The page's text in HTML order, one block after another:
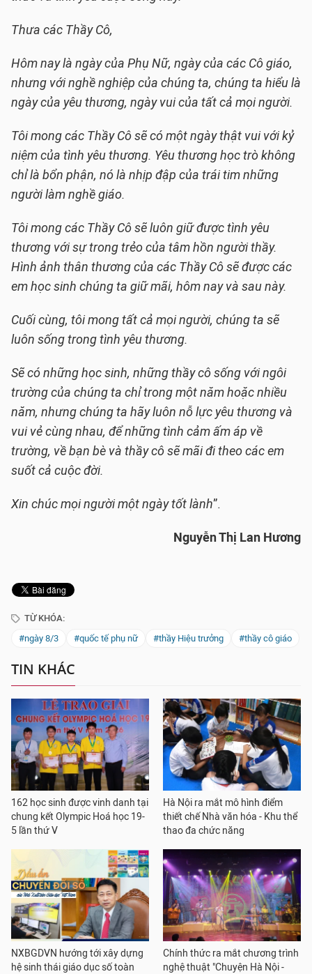
Thưa các Thầy Cô,
Hôm nay là ngày của Phụ Nữ, ngày của các Cô giáo,
nhưng với nghề nghiệp của chúng ta, chúng ta hiểu là
ngày của yêu thương, ngày vui của tất cả mọi người.
Tôi mong các Thầy Cô sẽ có một ngày thật vui với kỷ
niệm của tình yêu thương. Yêu thương học trò không
chỉ là bổn phận, nó là nhịp đập của trái tim những
người làm nghề giáo.
Tôi mong các Thầy Cô sẽ luôn giữ được tình yêu
thương với sự trong trẻo của tâm hồn người thầy.
Hình ảnh thân thương của các Thầy Cô sẽ được các
em học sinh chúng ta giữ mãi, hôm nay và sau này.
Cuối cùng, tôi mong tất cả mọi người, chúng ta sẽ
luôn sống trong tình yêu thương.
Sẽ có những học sinh, những thầy cô sống với ngôi
trường của chúng ta chỉ trong một năm hoặc nhiều
năm, nhưng chúng ta hãy luôn nỗ lực yêu thương và
vui vẻ cùng nhau, để những tình cảm ấm áp về
trường, về bạn bè và thầy cô sẽ mãi đi theo các em
suốt cả cuộc đời.
Xin chúc mọi người một ngày tốt lành”.
Nguyễn Thị Lan Hương
TỪ KHÓA:
#ngày 8/3
#quốc tế phụ nữ #thầy Hiệu trưởng #thầy cô giáo
TIN KHÁC
162 học sinh được vinh danh tại
chung kết Olympic Hoá học 19-
5 lần thứ V
Hà Nội ra mắt mô hình điểm
thiết chế Nhà văn hóa - Khu thể
thao đa chức năng
NXBGDVN hướng tới xây dựng
hệ sinh thái giáo dục số toàn
Chính thức ra mắt chương trình
nghệ thuật "Chuyện Hà Nội -